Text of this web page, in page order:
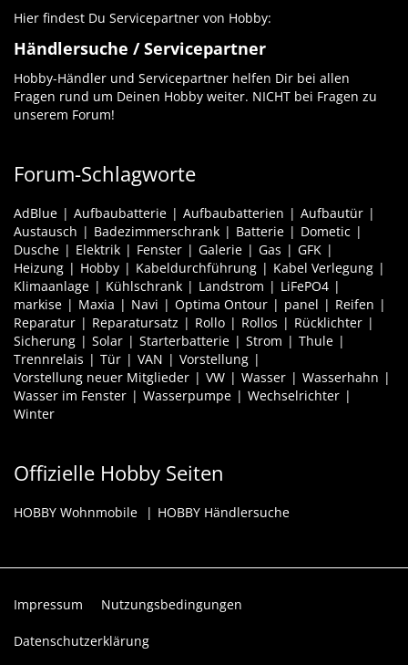
Hier findest Du Servicepartner von Hobby:
Händlersuche / Servicepartner
Hobby-Händler und Servicepartner helfen Dir bei allen
Fragen rund um Deinen Hobby weiter. NICHT bei Fragen zu
unserem Forum!
Forum-Schlagworte
AdBlue Aufbaubatterie Aufbaubatterien
Aufbautür
Austausch
Badezimmerschrank Batterie
Dometic
Dusche
Elektrik Fenster Galerie Gas
GFK
Heizung
Hobby Kabeldurchführung
Kabel Verlegung
Klimaanlage
Kühlschrank Landstrom
LiFePO4
markise
Maxia Navi Optima Ontour panel
Reifen
Reparatur
Reparatursatz Rollo Rollos
Rücklichter
Sicherung
Solar Starterbatterie Strom
Thule
Trennrelais
Tür VAN
Vorstellung
Vorstellung neuer Mitglieder
VW Wasser
Wasserhahn
Wasser im Fenster
Wasserpumpe
Wechselrichter
Winter
Offizielle Hobby Seiten
HOBBY Wohnmobile HOBBY Händlersuche
Impressum Nutzungsbedingungen
Datenschutzerklärung